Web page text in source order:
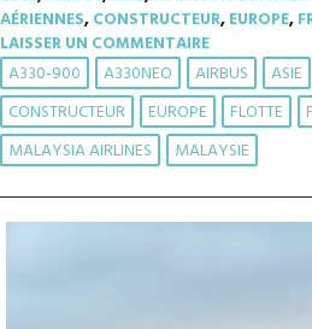
AÉRIENNES,CONSTRUCTEUR,EUROPE,
LAISSER UN COMMENTAIRE
A330-900 A330NEO AIRBUS ASIE
CONSTRUCTEUR
EUROPE FLOTTE
MALAYSIA AIRLINES
MALAYSIE